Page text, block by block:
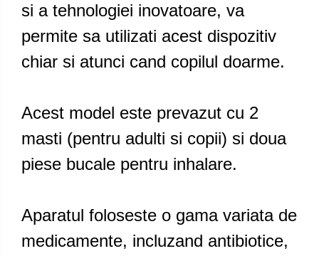
si a tehnologiei inovatoare, va
permite sa utilizati acest dispozitiv
chiar si atunci cand copilul doarme.
Acest model este prevazut cu 2
masti (pentru adulti si copii) si doua
piese bucale pentru inhalare.
Aparatul foloseste o gama variata de
medicamente, incluzand antibiotice,